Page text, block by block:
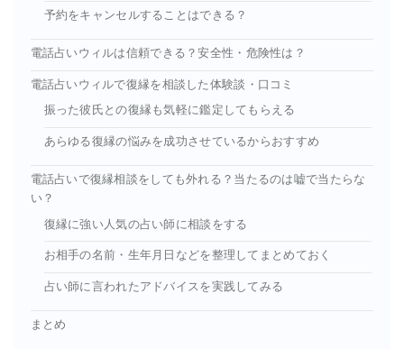
予約をキャンセルすることはできる？
電話占いウィルは信頼できる？安全性・危険性は？
電話占いウィルで復縁を相談した体験談・口コミ
振った彼氏との復縁も気軽に鑑定してもらえる
あらゆる復縁の悩みを成功させているからおすすめ
電話占いで復縁相談をしても外れる？当たるのは嘘で当たらな
い？
復縁に強い人気の占い師に相談をする
お相手の名前・生年月日などを整理してまとめておく
占い師に言われたアドバイスを実践してみる
まとめ